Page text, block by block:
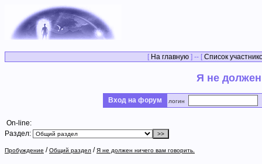
[ На главную] -- [ Список
Я не
Вход на форум логин
On-line:
Раздел:
Пробуждение /Общий раздел /Я не должен ничего вам говорить.